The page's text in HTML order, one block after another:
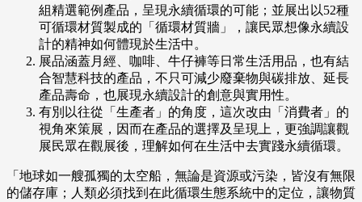
組精選範例產品，呈現永續循環的可能；並展出以52種
可循環材質製成的「循環材質牆」，讓民眾想像永續設
計的精神如何體現於生活中。
展品涵蓋月經、咖啡、牛仔褲等日常生活用品，也有結
合智慧科技的產品，不只可減少廢棄物與碳排放、延長
產品壽命，也展現永續設計的創意與實用性。
有別以往從「生產者」的角度，這次改由「消費者」的
視角來策展，因而在產品的選擇及呈現上，更強調讓觀
展民眾在觀展後，理解如何在生活中去實踐永續循環。
「地球如一艘孤獨的太空船，無論是資源或污染，皆沒有無限
的儲存庫；人類必須找到在此循環生態系統中的定位，讓物質